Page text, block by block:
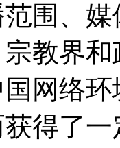
围、
教界
网络
得了